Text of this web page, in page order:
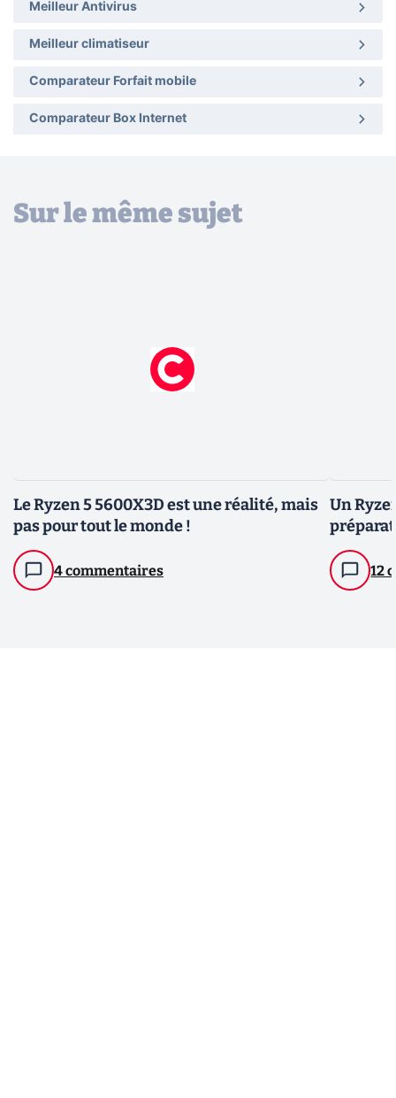
Meilleur Antivirus
Meilleur climatiseur
Comparateur Forfait mobile
Comparateur Box Internet
Sur le même sujet
Le Ryzen 5 5600X3D est une réalité, mais
pas pour tout le monde !
4 commentaires
Un
12